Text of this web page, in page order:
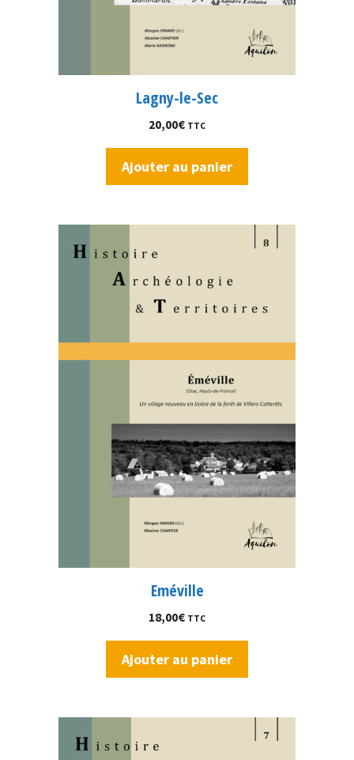
Lagny-le-Sec
20,00€ TTC
Ajouter au panier
Eméville
18,00€ TTC
Ajouter au panier